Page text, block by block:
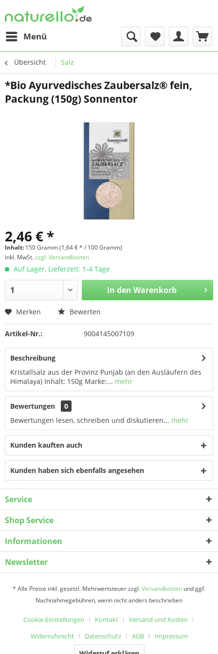
Menü
Übersicht Salz
*Bio Ayurvedisches Zaubersalz® fein,
Packung (150g) Sonnentor
2,46 € *
Inhalt: 150 Gramm (1,64 € * / 100 Gramm)
inkl. MwSt.zzgl. Versandkosten
Auf Lager, Lieferzeit: 1-4 Tage
In den Warenkorb
Merken Bewerten
Artikel-Nr.: 9004145007109
Beschreibung
Kristallsalz aus der Provinz Punjab (an den Ausläufern des
Himalaya) Inhalt: 150g Marke:... mehr
Bewertungen
0
Bewertungen lesen, schreiben und diskutieren... mehr
Kunden kauften auch
Kunden haben sich ebenfalls angesehen
Service
Shop Service
Informationen
Newsletter
* Alle Preise inkl. gesetzl. Mehrwertsteuer zzgl.Versandkosten und ggf.
Nachnahmegebühren, wenn nicht anders beschrieben
Cookie-Einstellungen Kontakt
Versand und Kosten
Widerrufsrecht
Datenschutz AGB Impressum